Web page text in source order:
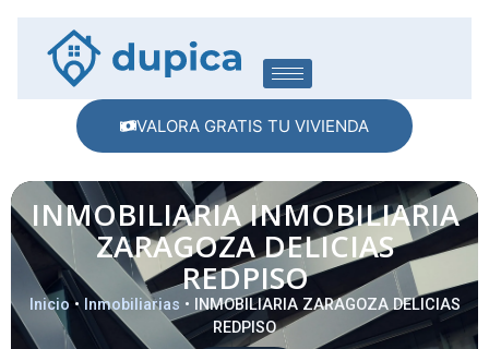
VALORA GRATIS TU VIVIENDA
INMOBILIARIA INMOBILIARIA
ZARAGOZA DELICIAS
REDPISO
Inicio • Inmobiliarias •
INMOBILIARIA ZARAGOZA DELICIAS
REDPISO